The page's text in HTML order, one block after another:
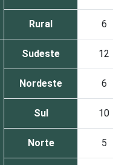
Rural 6
Sudeste 12
Nordeste 6
Sul 10
Norte 5